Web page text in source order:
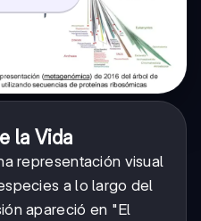
la Vida
representación visual
a lo largo del
apareció en "El